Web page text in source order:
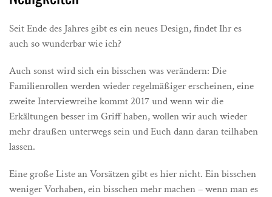
Seit Ende des Jahres gibt es ein neues Design, findet Ihr es
auch so wunderbar wie ich?
Auch sonst wird sich ein bisschen was verändern: Die
Familienrollen werden wieder regelmäßiger erscheinen, eine
zweite Interviewreihe kommt 2017 und wenn wir die
Erkältungen besser im Griff haben, wollen wir auch wieder
mehr draußen unterwegs sein und Euch dann daran teilhaben
lassen.
Eine große Liste an Vorsätzen gibt es hier nicht. Ein bisschen
weniger Vorhaben, ein bisschen mehr machen – wenn man es